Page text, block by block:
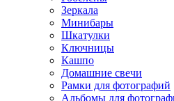
Зеркала
Минибары
Шкатулки
Ключницы
Кашпо
Домашние свечи
Рамки для фотографий
Альбомы для